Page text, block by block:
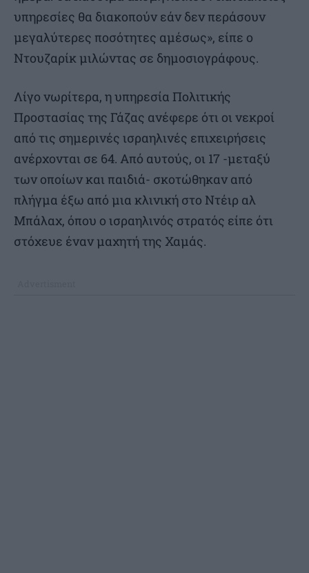
υπηρεσίες θα διακοπούν εάν δεν περάσουν
μεγαλύτερες ποσότητες αμέσως», είπε ο
Ντουζαρίκ μιλώντας σε δημοσιογράφους.
Λίγο νωρίτερα, η υπηρεσία Πολιτικής
Προστασίας της Γάζας ανέφερε ότι οι νεκροί
από τις σημερινές ισραηλινές επιχειρήσεις
ανέρχονται σε 64. Από αυτούς, οι 17 -μεταξύ
των οποίων και παιδιά- σκοτώθηκαν από
πλήγμα έξω από μια κλινική στο Ντέιρ αλ
Μπάλαχ, όπου ο ισραηλινός στρατός είπε ότι
στόχευε έναν μαχητή της Χαμάς.